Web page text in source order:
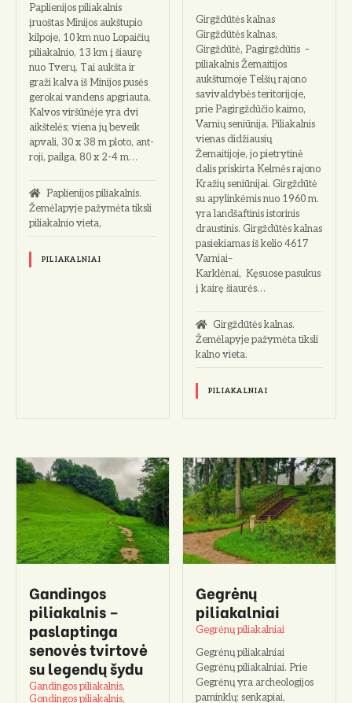
Paplienijos piliakalnis
įruoštas Minijos aukštupio
kilpoje, 10 km nuo Lopaičių
pilia­kalnio, 13 km į šiaurę
nuo Tverų. Tai aukšta ir
graži kalva iš Minijos pusės
gerokai vandens apgriauta.
Kalvos viršūnėje yra dvi
aikštelės; viena jų beveik
apvali, 30 x 38 m ploto, ant­
roji, pailga, 80 x 2-4 m…
Paplienijos piliakalnis.
Žemėlapyje pažymėta tiksli
piliakalnio vieta,
PILIAKALNIAI
Girgždūtės kalnas
Girgždūtės kalnas,
Girgždūtė, Pagirgždūtis –
piliakalnis Žemaitijos
aukštumoje Telšių rajono
savivaldybės teritorijoje,
prie Pagirgždūčio kaimo,
Varnių seniūnija. Piliakalnis
vienas didžiausių
Žemaitijoje, jo pietrytinė
dalis priskirta Kelmės rajono
Kražių seniūnijai. Girgždūtė
su apylinkėmis nuo 1960 m.
yra landšaftinis istorinis
draustinis. Girgždūtės kalnas
pasiekiamas iš kelio 4617
Varniai–
Karklėnai, Kęsuose pasukus
į kairę šiaurės…
Girgždūtės kalnas.
Žemėlapyje pažymėta tiksli
kalno vieta.
PILIAKALNIAI
Gandingos
piliakalnis –
paslaptinga
senovės tvirtovė
su legendų šydu
Gandingos piliakalnis,
Gondingos piliakalnis,
Gegrėnų
piliakalniai
Gegrėnų piliakalniai
Gegrėnų piliakalniai
Gegrėnų piliakalniai. Prie
Gegrėnų yra archeologijos
paminklų: senkapiai,